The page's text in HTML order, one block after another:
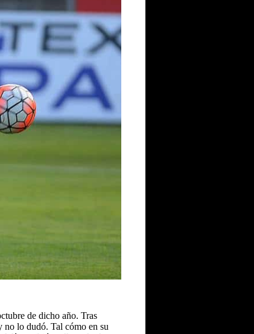
de dicho año. Tras
no lo dudó. Tal cómo en su